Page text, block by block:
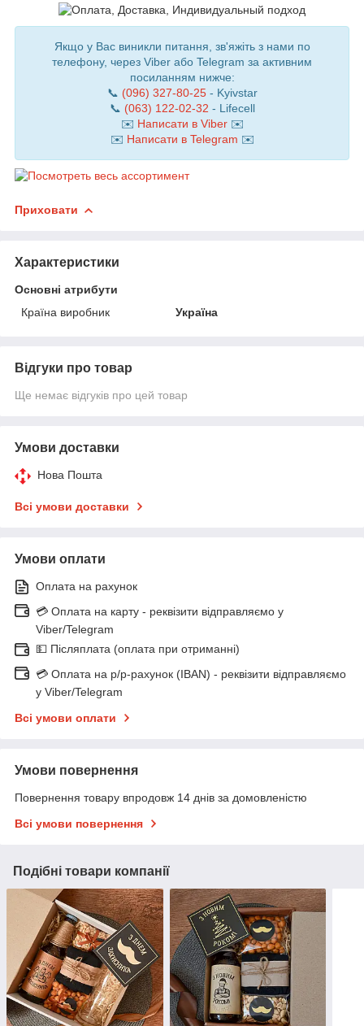
Якщо у Вас виникли питання, зв'яжіть з нами по
телефону, через Viber або Telegram за активним
посиланням нижче:
📞 (096) 327-80-25- Kyivstar
📞 (063) 122-02-32 - Lifecell
✉️ Написати в Viber ✉️
✉️ Написати в Telegram ✉️
Приховати
Характеристики
Основні атрибути
Країна виробник
Україна
Відгуки про товар
Ще немає відгуків про цей товар
Умови доставки
Нова Пошта
Всі умови доставки
Умови оплати
Оплата на рахунок
💳 Оплата на карту - реквізити відправляємо у
Viber/Telegram
💵 Післяплата (оплата при отриманні)
💳 Оплата на р/р-рахунок (IBAN) - реквізити відправляємо
у Viber/Telegram
Всі умови оплати
Умови повернення
Повернення товару впродовж 14 днів за домовленістю
Всі умови повернення
Подібні товари компанії